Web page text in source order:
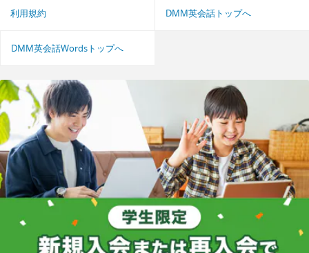
利用規約 DMM英会話トップへ
DMM英会話Wordsトップへ